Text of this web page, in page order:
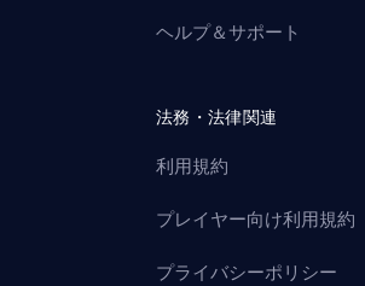
ヘルプ＆サポート
法務・法律関連
利用規約
プレイヤー向け利用規約
プライバシーポリシー